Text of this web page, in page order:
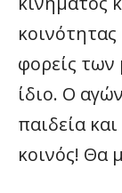
φορείς
ίδιο. Ο
παιδεία
κοινός! Θα